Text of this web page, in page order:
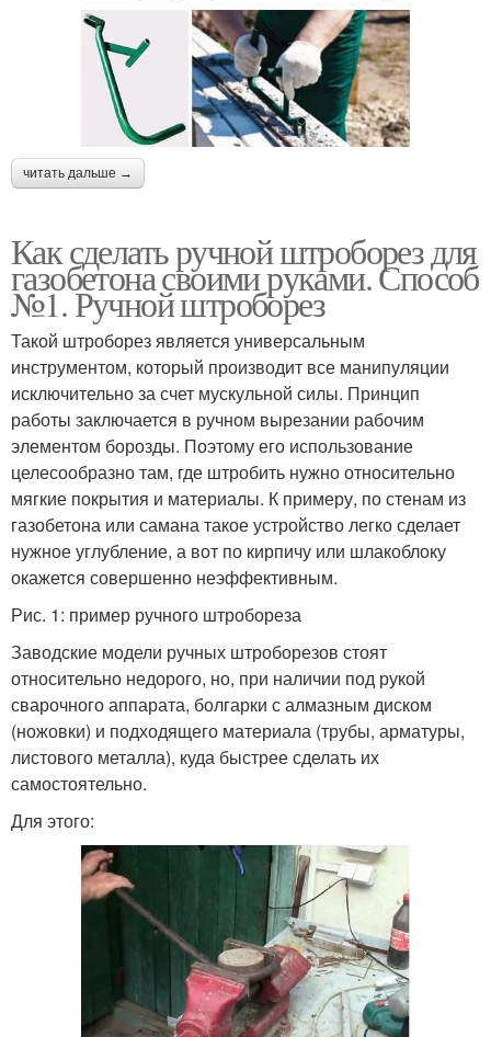
читать дальше →
Как сделать ручной штроборез для
газобетона своими руками. Способ
№1. Ручной штроборез
Такой штроборез является универсальным
инструментом, который производит все манипуляции
исключительно за счет мускульной силы. Принцип
работы заключается в ручном вырезании рабочим
элементом борозды. Поэтому его использование
целесообразно там, где штробить нужно относительно
мягкие покрытия и материалы. К примеру, по стенам из
газобетона или самана такое устройство легко сделает
нужное углубление, а вот по кирпичу или шлакоблоку
окажется совершенно неэффективным.
Рис. 1: пример ручного штробореза
Заводские модели ручных штроборезов стоят
относительно недорого, но, при наличии под рукой
сварочного аппарата, болгарки с алмазным диском
(ножовки) и подходящего материала (трубы, арматуры,
листового металла), куда быстрее сделать их
самостоятельно.
Для этого: